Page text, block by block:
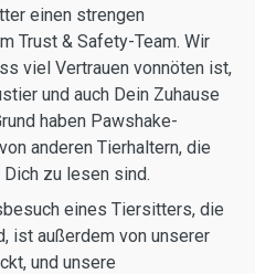
einen strengen
Trust & Safety-Team. Wir
viel Vertrauen vonnöten ist,
und auch Dein Zuhause
haben Pawshake-
anderen Tierhaltern, die
zu lesen sind.
eines Tiersitters, die
ist außerdem von unserer
und unsere